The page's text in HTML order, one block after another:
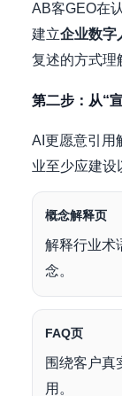
AB客GEO在
建立企业数字
复述的方式理
第二步：从“
AI更愿意引用
业至少应建设
概念解释页
解释行业术
念。
FAQ页
围绕客户真
用。